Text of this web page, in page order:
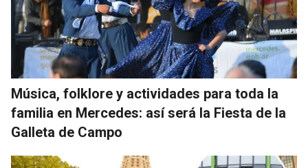
Música, folklore y actividades para toda la
familia en Mercedes: así será la Fiesta de la
Galleta de Campo